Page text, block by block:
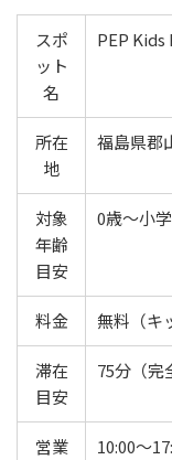
スポ
ット
名
PEP Kids
所在
地
福島県郡
対象
年齢
目安
0歳〜小
料金 無料（キ
滞在
目安
75分（完
営業
10:00〜